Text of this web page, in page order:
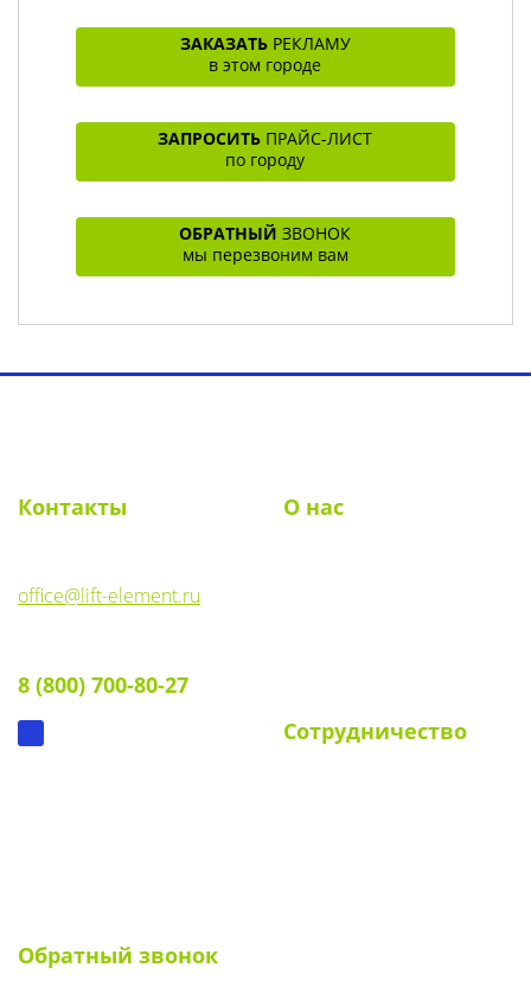
ЗАКАЗАТЬРЕКЛАМУ
в этом городе
ЗАПРОСИТЬ ПРАЙС-ЛИСТ
по городу
ОБРАТНЫЙ ЗВОНОК
мы перезвоним вам
Контакты
office@lift-element.ru
8 (800) 700-80-27
О нас
Сотрудничество
Обратный звонок